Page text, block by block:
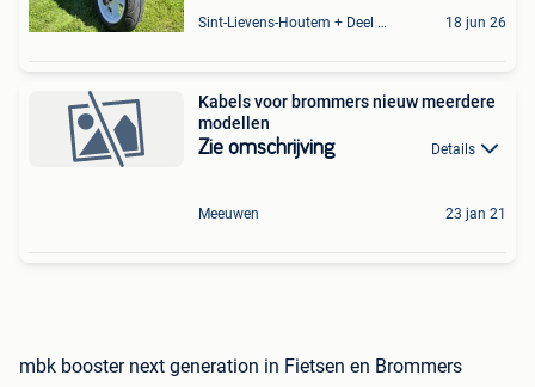
Sint-Lievens-Houtem + Deel Oombergen 18 jun 26
Kabels voor brommers nieuw meerdere
modellen
Zie omschrijving Details
Meeuwen 23 jan 21
mbk booster next generation in Fietsen en Brommers